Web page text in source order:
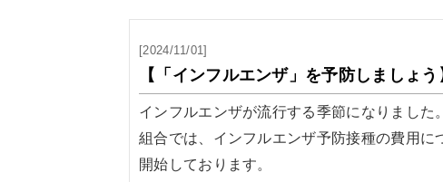
[2024/11/01]
【「インフルエンザ」を予防しましょう
インフルエンザが流行する季節になりました。
組合では、インフルエンザ予防接種の費用
開始しております。